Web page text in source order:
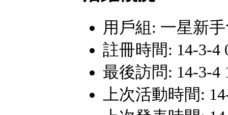
用戶組: 一星新
註冊時間: 14-3-4
最後訪問: 14-3-4
上次活動時間: